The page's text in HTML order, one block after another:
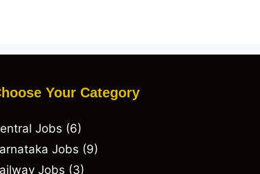
Your Category
Jobs (6)
Jobs (9)
Jobs (3)